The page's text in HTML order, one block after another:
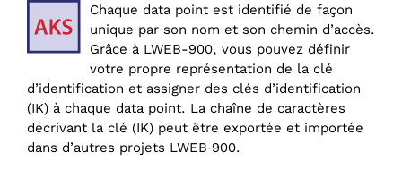
Chaque data point est identifié de façon
unique par son nom et son chemin d’accès.
Grâce à LWEB-900, vous pouvez définir
votre propre représentation de la clé
d’identification et assigner des clés d’identification
(IK) à chaque data point. La chaîne de caractères
décrivant la clé (IK) peut être exportée et importée
dans d’autres projets LWEB‑900.